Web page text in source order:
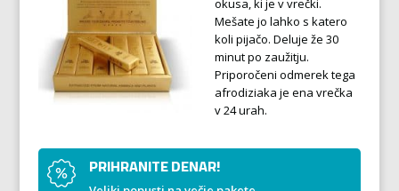
okusa, ki je v vrečki.
Mešate jo lahko s katero
koli pijačo. Deluje že 30
minut po zaužitju.
Priporočeni odmerek tega
afrodiziaka je ena vrečka
v 24 urah.
PRIHRANITE DENAR!